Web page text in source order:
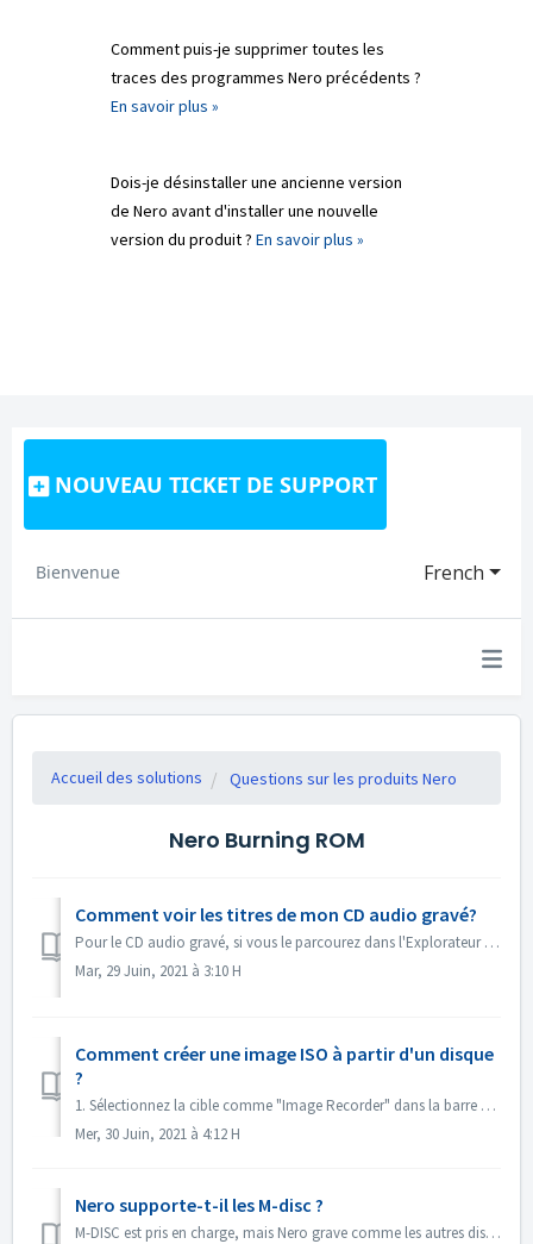
Comment puis-je supprimer toutes les
traces des programmes Nero précédents ?
En savoir plus »
Dois-je désinstaller une ancienne version
de Nero avant d'installer une nouvelle
version du produit ? En savoir plus »
NOUVEAU TICKET DE SUPPORT
French
Bienvenue
Accueil des solutions Questions sur les produits Nero
Nero Burning ROM
Comment voir les titres de mon CD audio gravé?
Pour le CD audio gravé, si vous le parcourez dans l'Explorateur Windows, il s'affiche comme suit: piste 01, piste 02. C'est normal: Si vo...
Mar, 29 Juin, 2021 à 3:10 H
Comment créer une image ISO à partir d'un disque
?
1. Sélectionnez la cible comme "Image Recorder" dans la barre d'outils. 2. Insérez votre disque source dans le lecteur. Cliquez sur Copier da...
Mer, 30 Juin, 2021 à 4:12 H
Nero supporte-t-il les M-disc ?
M-DISC est pris en charge, mais Nero grave comme les autres disques ordinaires. Il n'y a pas de traitement spécial pour cela.